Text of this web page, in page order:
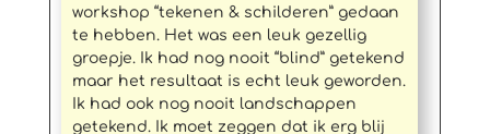
workshop “tekenen & schilderen” gedaan
te hebben. Het was een leuk gezellig
groepje. Ik had nog nooit “blind” getekend
maar het resultaat is echt leuk geworden.
Ik had ook nog nooit landschappen
getekend. Ik moet zeggen dat ik erg blij